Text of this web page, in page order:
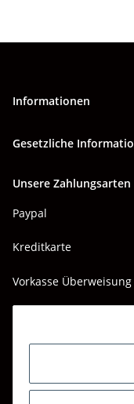
Informationen
Gesetzliche
Unsere Zahlungsarten
Paypal
Kreditkarte
Vorkasse Überweisung
Wir versenden mit